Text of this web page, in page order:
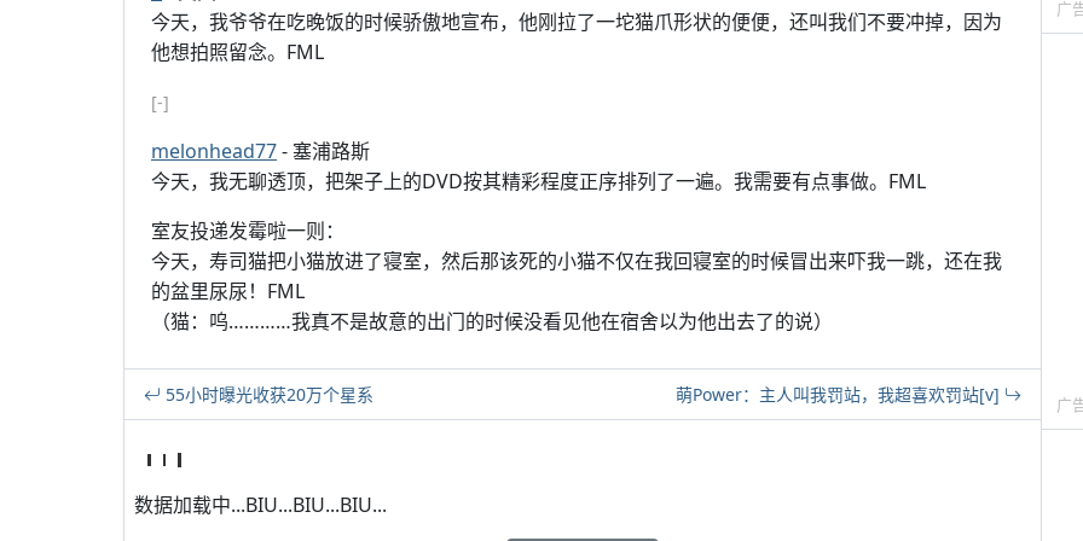
今天，我爷爷在吃晚饭的时候骄傲地宣布，他刚拉了一坨猫爪形状的便便，还叫我们不要冲掉，因为
他想拍照留念。FML
[-]
melonhead77- 塞浦路斯
今天，我无聊透顶，把架子上的DVD按其精彩程度正序排列了一遍。我需要有点事做。FML
室友投递发霉啦一则：
今天，寿司猫把小猫放进了寝室，然后那该死的小猫不仅在我回寝室的时候冒出来吓我一跳，还在我
的盆里尿尿！FML
（猫：呜…………我真不是故意的出门的时候没看见他在宿舍以为他出去了的说）
55小时曝光收获20万个星系 萌Power：主人叫我罚站，我超喜欢罚站[v]
数据加载中...BIU...BIU...BIU...
广
广